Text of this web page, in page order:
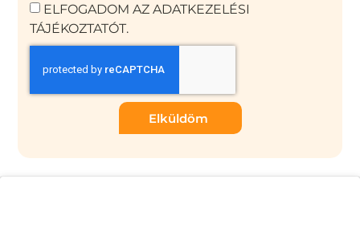
ELFOGADOM AZ ADATKEZELÉSI
TÁJÉKOZTATÓT.
Elküldöm